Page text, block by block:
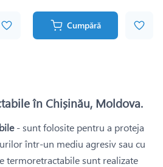
Cumpără
în Chișinău, Moldova.
- sunt folosite pentru a proteja
într-un mediu agresiv sau cu
termoretractabile sunt realizate